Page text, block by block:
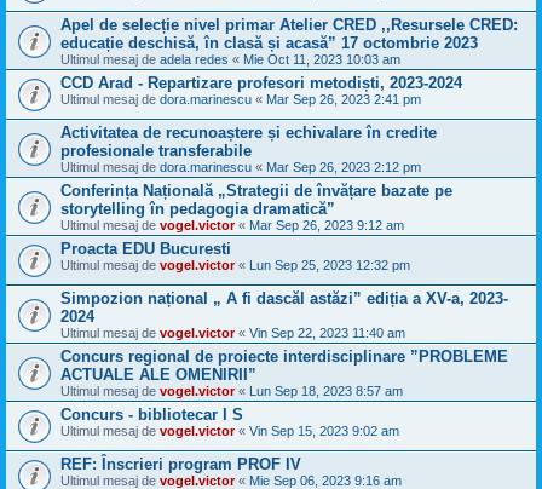
Apel de selecție nivel primar Atelier CRED ,,Resursele CRED:
educație deschisă, în clasă și acasă” 17 octombrie 2023
Ultimul mesaj de adela redes « Mie Oct 11, 2023 10:03 am
CCD Arad - Repartizare profesori metodiști, 2023-2024
Ultimul mesaj de dora.marinescu « Mar Sep 26, 2023 2:41 pm
Activitatea de recunoaștere și echivalare în credite
profesionale transferabile
Ultimul mesaj de dora.marinescu « Mar Sep 26, 2023 2:12 pm
Conferința Națională „Strategii de învățare bazate pe
storytelling în pedagogia dramatică”
Ultimul mesaj de vogel.victor« Mar Sep 26, 2023 9:12 am
Proacta EDU Bucuresti
Ultimul mesaj de vogel.victor« Lun Sep 25, 2023 12:32 pm
Simpozion național „ A fi dascăl astăzi” ediția a XV-a, 2023-
2024
Ultimul mesaj de vogel.victor« Vin Sep 22, 2023 11:40 am
Concurs regional de proiecte interdisciplinare ”PROBLEME
ACTUALE ALE OMENIRII”
Ultimul mesaj de vogel.victor« Lun Sep 18, 2023 8:57 am
Concurs - bibliotecar I S
Ultimul mesaj de vogel.victor« Vin Sep 15, 2023 9:02 am
REF: Înscrieri program PROF IV
Ultimul mesaj de vogel.victor« Mie Sep 06, 2023 9:16 am